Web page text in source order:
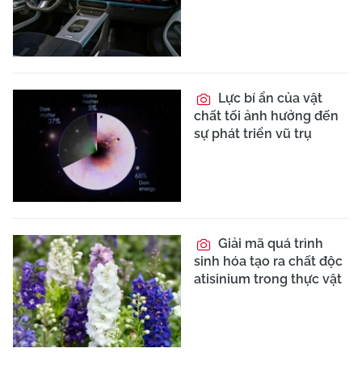
Lực bí ẩn của vật
chất tối ảnh hưởng đến
sự phát triển vũ trụ
Giải mã quá trình
sinh hóa tạo ra chất độc
atisinium trong thực vật